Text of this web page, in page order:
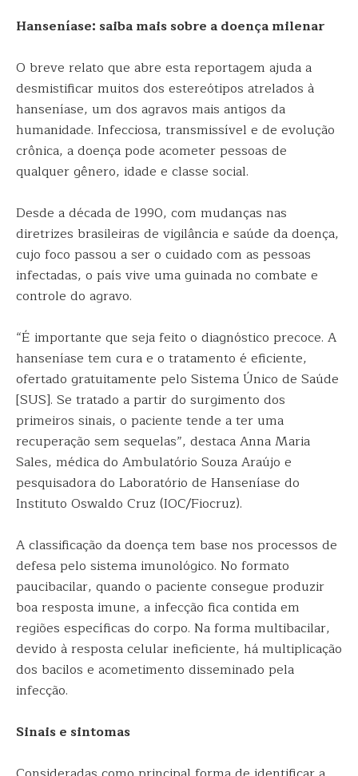
Hanseníase: saiba mais sobre a doença milenar
O breve relato que abre esta reportagem ajuda a
desmistificar muitos dos estereótipos atrelados à
hanseníase, um dos agravos mais antigos da
humanidade. Infecciosa, transmissível e de evolução
crônica, a doença pode acometer pessoas de
qualquer gênero, idade e classe social.
Desde a década de 1990, com mudanças nas
diretrizes brasileiras de vigilância e saúde da doença,
cujo foco passou a ser o cuidado com as pessoas
infectadas, o país vive uma guinada no combate e
controle do agravo.
“É importante que seja feito o diagnóstico precoce. A
hanseníase tem cura e o tratamento é eficiente,
ofertado gratuitamente pelo Sistema Único de Saúde
[SUS]. Se tratado a partir do surgimento dos
primeiros sinais, o paciente tende a ter uma
recuperação sem sequelas”, destaca Anna Maria
Sales, médica do Ambulatório Souza Araújo e
pesquisadora do Laboratório de Hanseníase do
Instituto Oswaldo Cruz (IOC/Fiocruz).
A classificação da doença tem base nos processos de
defesa pelo sistema imunológico. No formato
paucibacilar, quando o paciente consegue produzir
boa resposta imune, a infecção fica contida em
regiões específicas do corpo. Na forma multibacilar,
devido à resposta celular ineficiente, há multiplicação
dos bacilos e acometimento disseminado pela
infecção.
Sinais e sintomas